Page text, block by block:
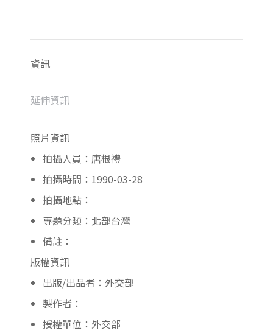
資訊
延伸資訊
照片資訊
拍攝人員：唐根禮
拍攝時間：1990-03-28
拍攝地點：
專題分類：北部台灣
備註：
版權資訊
出版/出品者：外交部
製作者：
授權單位：外交部